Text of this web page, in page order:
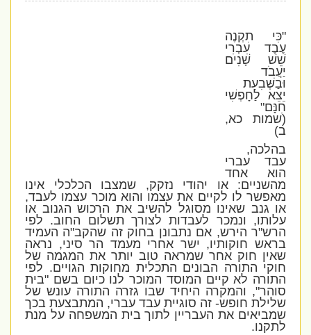
"כִּי תִקְנֶה
עֶבֶד עִבְרִי
שֵׁשׁ שָׁנִים
יַעֲבֹד
וּבַשְּׁבִעִת
יֵצֵא לַחָפְשִׁי
חִנָּם"
(שמות כא,
ב)
בהלכה,
עבד עברי
הוא אחד
מהשניים: או יהודי נזקק, שמצבו הכלכלי אינו
מאפשר לו לקיים את עצמו והוא מוכר עצמו לעבד,
או גנב שאינו מסוגל להשיב את הרכוש הגנוב או
עלותו, ונמכר לעבדות לצורך תשלום החוב. לפי
הרש"ר הירש, אם נתבונן בחוק זה שהקב"ה העמיד
בראש חוקותיו, ישר אחרי מעמד הר סיני, נראה
שאין חוק אחר שמראה טוב יותר את המגמה של
חוקי התורה הבונים התכלית מחוקות הגויים. לפי
התורה לא קיים המוסד המוכר לנו כיום בשם "בית
סוהר", והמקרה היחיד שבו גזרה התורה עונש של
שלילת חופש- זה סוגיית עבד עברי, המתבצעת בכך
שמביאים את העבריין לתוך בית המשפחה על מנת
לתקנו.